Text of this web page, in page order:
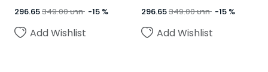
296.65349.00บาท -15 %
Add Wishlist
296.65349.00บาท -15 %
Add Wishlist